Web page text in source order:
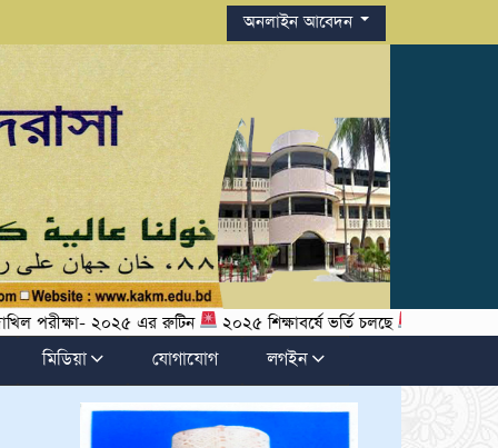
অনলাইন আবেদন
২০২৫ এর রুটিন ২০২৫ শিক্ষাবর্ষে ভর্তি চলছে মহান বিজয় দিবস -
মিডিয়া যোগাযোগ লগইন